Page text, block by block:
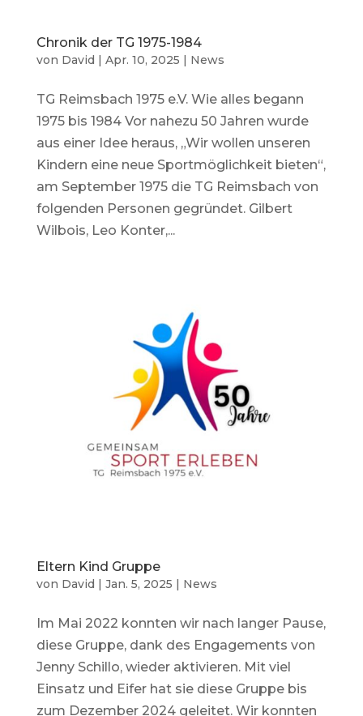
Chronik der TG 1975-1984
von David Apr. 10, 2025 News
TG Reimsbach 1975 e.V. Wie alles begann
1975 bis 1984 Vor nahezu 50 Jahren wurde
aus einer Idee heraus, „Wir wollen unseren
Kindern eine neue Sportmöglichkeit bieten“,
am September 1975 die TG Reimsbach von
folgenden Personen gegründet. Gilbert
Wilbois, Leo Konter,...
Eltern Kind Gruppe
von David | Jan. 5, 2025 | News
Im Mai 2022 konnten wir nach langer Pause,
diese Gruppe, dank des Engagements von
Jenny Schillo, wieder aktivieren. Mit viel
Einsatz und Eifer hat sie diese Gruppe bis
zum Dezember 2024 geleitet. Wir konnten